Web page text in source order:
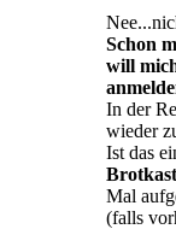
Schon
will
In der
wieder
Ist das
Mal
(falls